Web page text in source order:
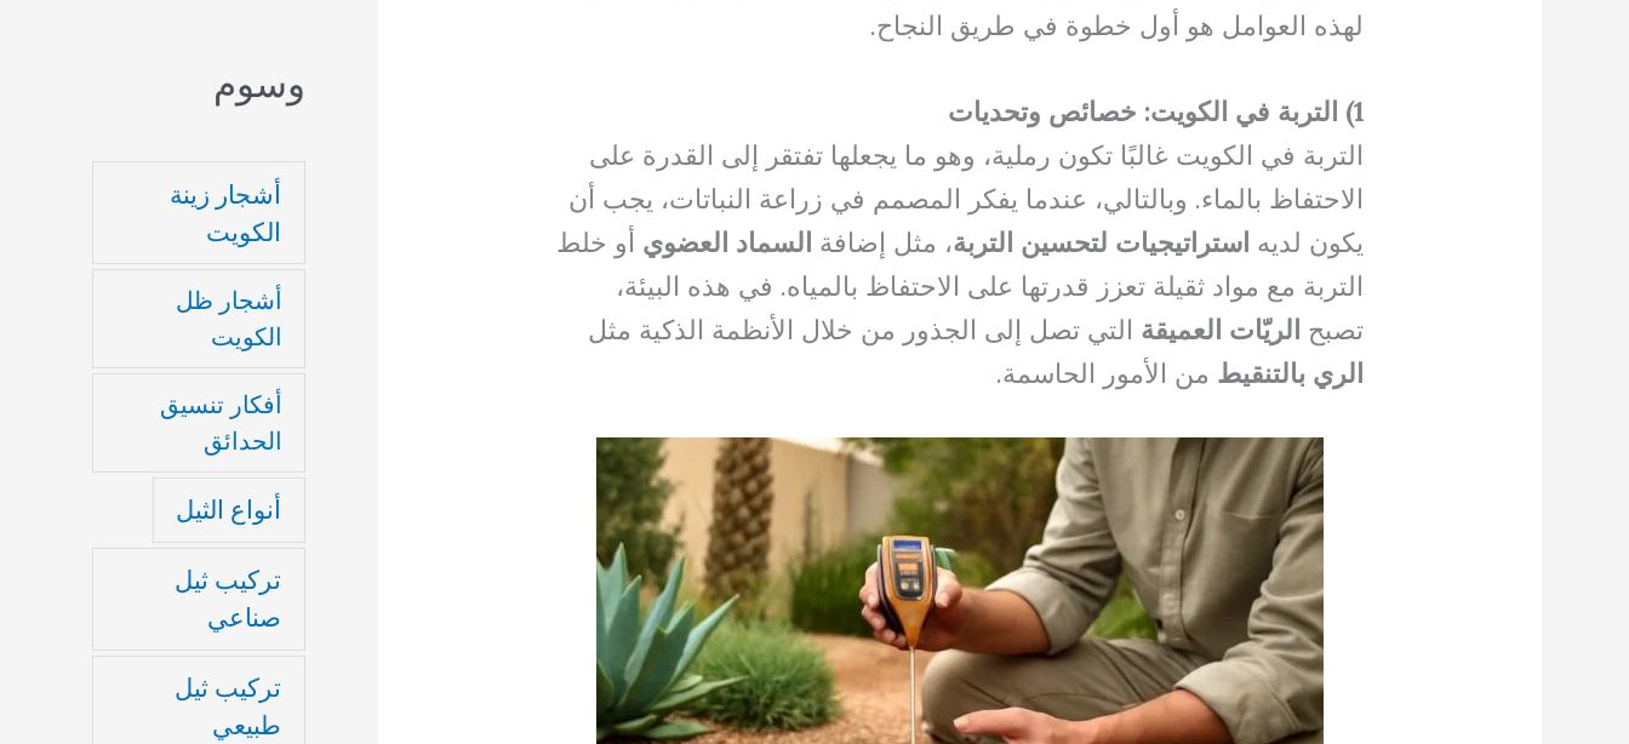
لهذه العوامل هو أول خطوة في طريق النجاح.
1) التربة في الكويت: خصائص وتحديات
التربة في الكويت غالبًا تكون رملية، وهو ما يجعلها تفتقر إلى القدرة على
الاحتفاظ بالماء. وبالتالي، عندما يفكر المصمم في زراعة النباتات، يجب أن
يكون لديه استراتيجيات لتحسين التربة، مثل إضافة السماد العضوي أو خلط
التربة مع مواد ثقيلة تعزز قدرتها على الاحتفاظ بالمياه. في هذه البيئة،
تصبح الريّات العميقة التي تصل إلى الجذور من خلال الأنظمة الذكية مثل
الري بالتنقيط من الأمور الحاسمة.
وسوم
أشجار زينة
الكويت
أشجار ظل
الكويت
أفكار تنسيق
الحدائق
أنواع الثيل
تركيب ثيل
صناعي
تركيب ثيل
طبيعي